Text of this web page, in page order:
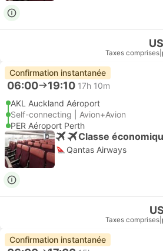
Taxes comprises
Confirmation instantanée
06:00 19:10 17h 10m
AKL Auckland Aéroport
Self-connecting | Avion+Avion
PER Aéroport Perth
Classe
Qantas Airways
Taxes comprises
Confirmation instantanée